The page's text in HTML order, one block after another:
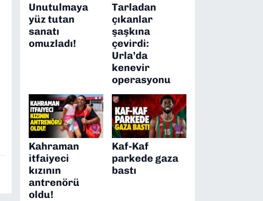
Unutulmaya
yüz tutan
sanatı
omuzladı!
Tarladan
çıkanlar
şaşkına
çevirdi:
Urla’da
kenevir
operasyonu
Kahraman
itfaiyeci
kızının
antrenörü
oldu!
Kaf-Kaf
parkede gaza
bastı